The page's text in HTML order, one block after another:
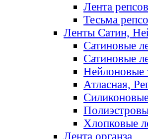
Лента
Тесьма
Ленты Сатин,
Сатиновые
Сатиновые
Нейлоновые
Атласная,
Хлопковые
Лента органза